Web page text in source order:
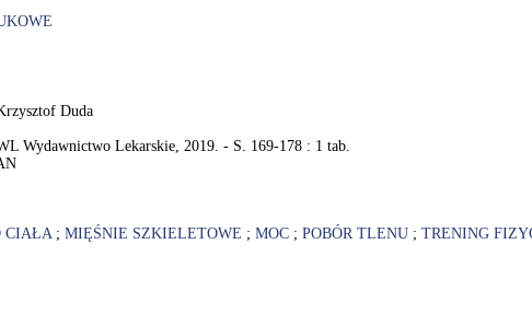
Duda
Wydawnictwo Lekarskie, 2019. - S. 169-178 : 1 tab.
CIAŁA; MIĘŚNIE SZKIELETOWE ; MOC ; POBÓR TLENU ; TRENING